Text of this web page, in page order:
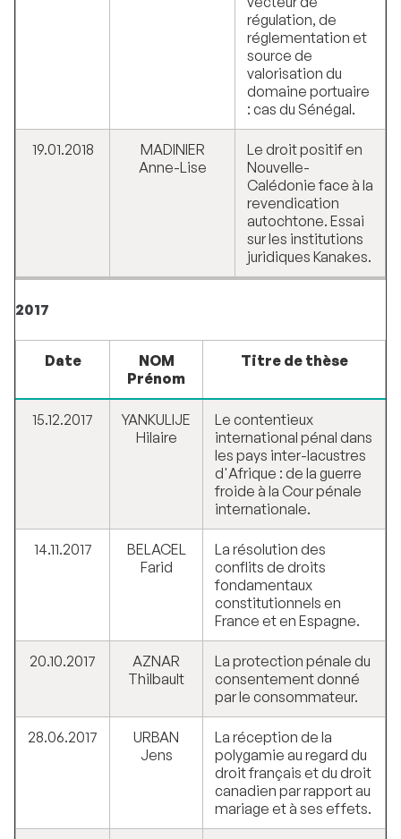
régulation, de
réglementation et
source de
valorisation du
domaine portuaire
: cas du Sénégal.
19.01.2018
MADINIER
Anne-Lise
Le droit positif en
Nouvelle-
Calédonie face à la
revendication
autochtone. Essai
sur les institutions
juridiques Kanakes.
2017
Date
NOM
Prénom
Titre de thèse
15.12.2017
YANKULIJE
Hilaire
Le contentieux
international pénal dans
les pays inter-lacustres
d'Afrique : de la guerre
froide à la Cour pénale
internationale.
14.11.2017
BELACEL
Farid
La résolution des
conflits de droits
fondamentaux
constitutionnels en
France et en Espagne.
20.10.2017
AZNAR
Thilbault
La protection pénale du
consentement donné
par le consommateur.
28.06.2017
URBAN
Jens
La réception de la
polygamie au regard du
droit français et du droit
canadien par rapport au
mariage et à ses effets.